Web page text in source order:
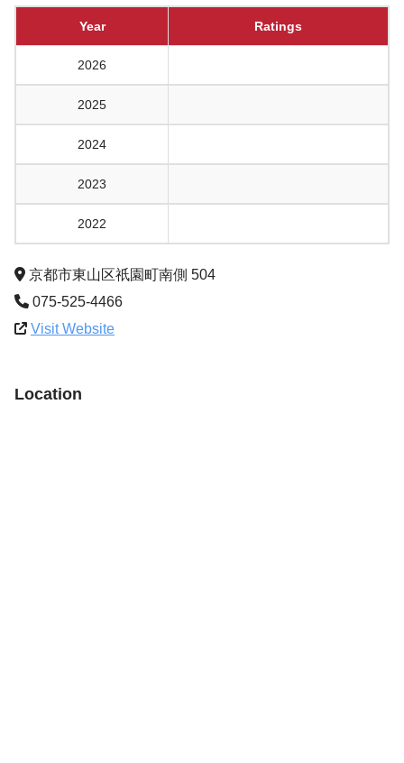
Year Ratings
2026
2025
2024
2023
2022
京都市東山区祇園町南側 504
075-525-4466
Visit Website
Location